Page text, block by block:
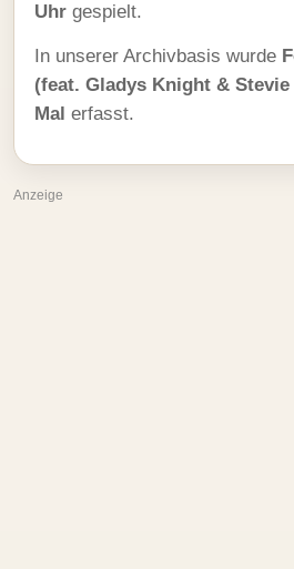
Uhr gespielt.
In unserer Archivbasis wurde
(feat. Gladys Knight & Stevie
Mal erfasst.
Anzeige